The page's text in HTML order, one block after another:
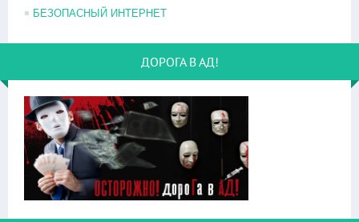
БЕЗОПАСНЫЙ ИНТЕРНЕТ
ДОРОГА В АД!